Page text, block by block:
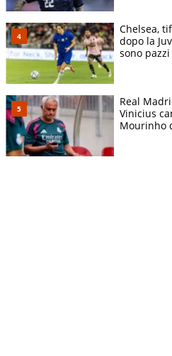
Chelsea,
dopo la
sono
Real
Vinicius
Mourinho